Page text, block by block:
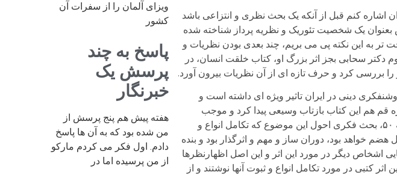
اشاره کنم قبل از آنکه یک بحث نظری و انتزاعی باشد
بعنوان یک شخصیت تئوریک و نظریه پرداز شناخته شده
تر به این نکته پی می بریم، چند بعدی بودن نظریات و
سحابی بجز اثر بزرگ او، کتاب خلقت انسان، در
بررسی کرد و حرف تازه ای از آن نظریات بیرون آورد.
سترگ، کتاب خلقت و تکامل، در دهه ۴۰ در شکل دهی روشنفکری دینی در ایران تاثیر ویژه ای داشته است و
قم هم این کتاب بازتاب وسیعی پیدا کرد و موجب
مناظره شفاهی و مکتوبی بین ایشان و علامه طباطبایی شد. در اواخر دهه ۴۰ و اوایل دهه ۵۰، بحث فکری احول این موضوع که تکامل انواع و
خواهد بود، دوران ساز و مهم و اثرگذار بود و بنده
اشخاص دیگر در مورد این اثر و این اصل اظهارنظرها
کتبی در مورد تکامل انواع و ثبوت آنها نوشتند و از
ویزای آلمان را از سفرات آن
کشور
پاسخ به چند
پرسش یک
خبرنگار
هفته پیش هم پنج پرسش از
من شده بود که به آن ها پاسخ
دادم. اول فکر می کردم مارکو
از من پرسیده اما در